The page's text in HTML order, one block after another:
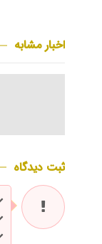
اخبار مشابه
ثبت دیدگاه